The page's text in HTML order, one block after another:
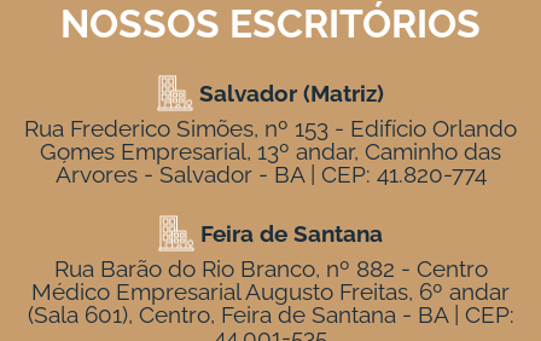
NOSSOS ESCRITÓRIOS
Salvador (Matriz)
Rua Frederico Simões, nº 153 - Edifício Orlando
Gomes Empresarial, 13º andar, Caminho das
Árvores - Salvador - BA | CEP: 41.820-774
Feira de Santana
Rua Barão do Rio Branco, nº 882 - Centro
Médico Empresarial Augusto Freitas, 6º andar
(Sala 601), Centro, Feira de Santana - BA | CEP: